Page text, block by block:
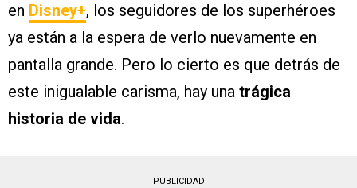
en Disney+, los seguidores de los superhéroes
ya están a la espera de verlo nuevamente en
pantalla grande. Pero lo cierto es que detrás de
este inigualable carisma, hay una trágica
historia de vida.
PUBLICIDAD